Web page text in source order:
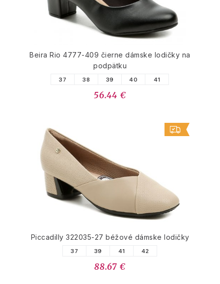
Beira Rio 4777-409 čierne dámske lodičky na
podpätku
37 38 39 40 41
56.44 €
Piccadilly 322035-27 béžové dámske lodičky
37 39 41 42
88.67 €